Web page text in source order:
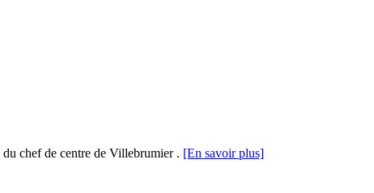
chef de centre de Villebrumier . [En savoir plus]